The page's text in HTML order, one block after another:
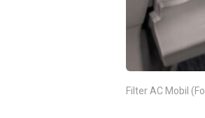
Filter AC Mobil